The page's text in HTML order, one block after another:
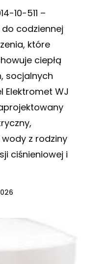
10-511 –
codziennej
które
ciepłą
socjalnych
Elektromet WJ
z rodziny
ciśnieniowej i